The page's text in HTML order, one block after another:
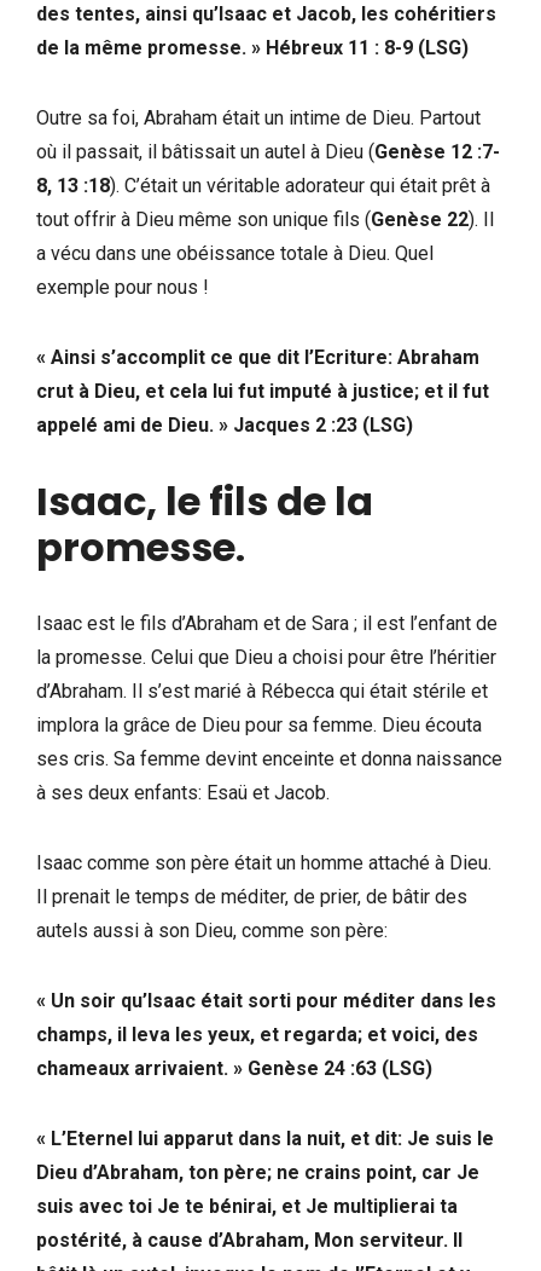
des tentes, ainsi qu’Isaac et Jacob, les cohéritiers
de la même promesse. » Hébreux 11 : 8-9 (LSG)
Outre sa foi, Abraham était un intime de Dieu. Partout
où il passait, il bâtissait un autel à Dieu (Genèse 12 :7-
8, 13 :18). C’était un véritable adorateur qui était prêt à
tout offrir à Dieu même son unique fils (Genèse 22). Il
a vécu dans une obéissance totale à Dieu. Quel
exemple pour nous !
« Ainsi s’accomplit ce que dit l’Ecriture: Abraham
crut à Dieu, et cela lui fut imputé à justice; et il fut
appelé ami de Dieu. » Jacques 2 :23 (LSG)
Isaac, le fils de la
promesse.
Isaac est le fils d’Abraham et de Sara ; il est l’enfant de
la promesse. Celui que Dieu a choisi pour être l’héritier
d’Abraham. Il s’est marié à Rébecca qui était stérile et
implora la grâce de Dieu pour sa femme. Dieu écouta
ses cris. Sa femme devint enceinte et donna naissance
à ses deux enfants: Esaü et Jacob.
Isaac comme son père était un homme attaché à Dieu.
Il prenait le temps de méditer, de prier, de bâtir des
autels aussi à son Dieu, comme son père:
« Un soir qu’Isaac était sorti pour méditer dans les
champs, il leva les yeux, et regarda; et voici, des
chameaux arrivaient. » Genèse 24 :63 (LSG)
« L’Eternel lui apparut dans la nuit, et dit: Je suis le
Dieu d’Abraham, ton père; ne crains point, car Je
suis avec toi Je te bénirai, et Je multiplierai ta
postérité, à cause d’Abraham, Mon serviteur. Il